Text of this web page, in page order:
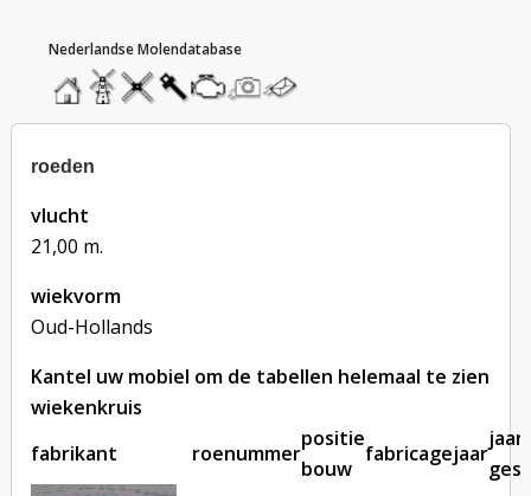
homemolendatabase
roedendatabase
assendatabase
motorendatabase
stuur
een
foto
stuur
een
bericht
roeden
vlucht
21,00 m.
wiekvorm
Oud-Hollands
Kantel uw mobiel om de tabellen helemaal te zien
wiekenkruis
fabrikant
roenummer
positie
bouw
fabricagejaar
jaar